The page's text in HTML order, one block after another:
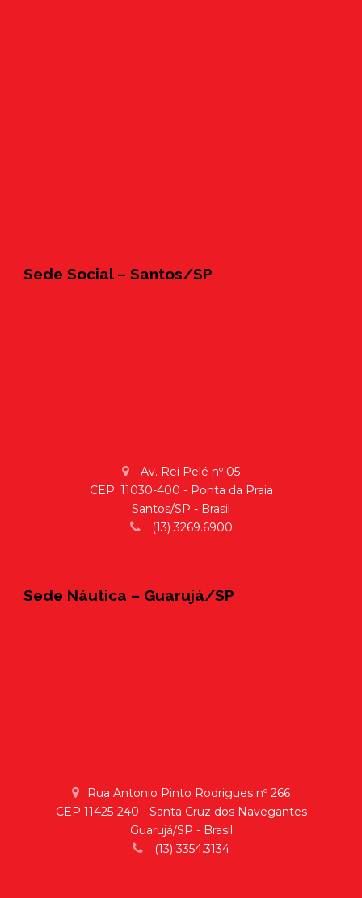
Sede Social – Santos/SP
Av. Rei Pelé nº 05
CEP: 11030-400 - Ponta da Praia
Santos/SP - Brasil
(13) 3269.6900
Sede Náutica – Guarujá/SP
Rua Antonio Pinto Rodrigues nº 266
CEP 11425-240 - Santa Cruz dos Navegantes
Guarujá/SP - Brasil
(13) 3354.3134